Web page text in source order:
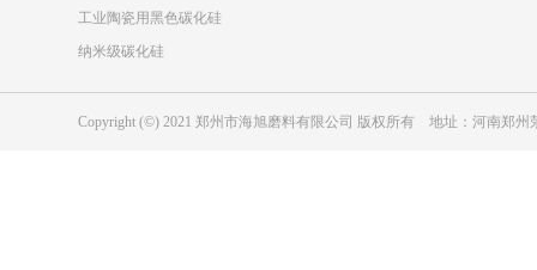
工业陶瓷用黑色碳化硅
纳米级碳化硅
Copyright (©) 2021 郑州市海旭磨料有限公司 版权所有 地址：河南郑